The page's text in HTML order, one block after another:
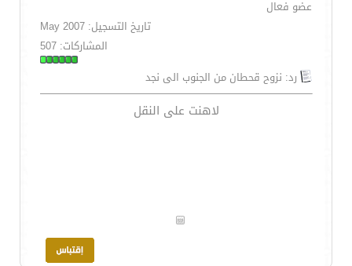
عضو فعال
تاريخ التسجيل: May 2007
المشاركات: 507
رد: نزوح قحطان من الجنوب الى نجد
لاهنت على النقل